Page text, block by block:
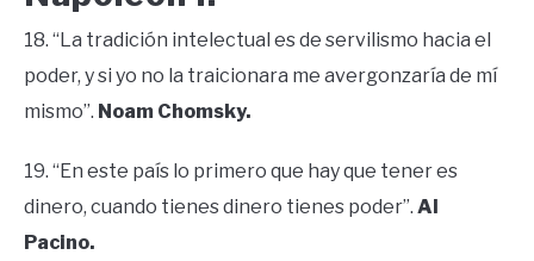
18. “La tradición intelectual es de servilismo hacia el
poder, y si yo no la traicionara me avergonzaría de mí
mismo”. Noam Chomsky.
19. “En este país lo primero que hay que tener es
dinero, cuando tienes dinero tienes poder”. Al
Pacino.